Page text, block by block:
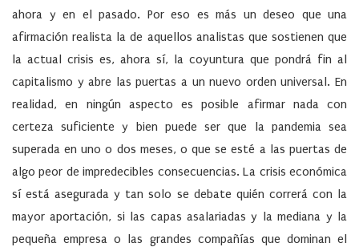
ahora y en el pasado. Por eso es más un deseo que una
afirmación realista la de aquellos analistas que sostienen que
la actual crisis es, ahora sí, la coyuntura que pondrá fin al
capitalismo y abre las puertas a un nuevo orden universal. En
realidad, en ningún aspecto es posible afirmar nada con
certeza suficiente y bien puede ser que la pandemia sea
superada en uno o dos meses, o que se esté a las puertas de
algo peor de impredecibles consecuencias. La crisis económica
sí está asegurada y tan solo se debate quién correrá con la
mayor aportación, si las capas asalariadas y la mediana y la
pequeña empresa o las grandes compañías que dominan el